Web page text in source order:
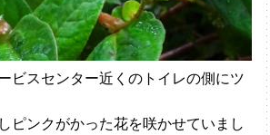
ビスセンター近くのトイレの側にツ
ピンクがかった花を咲かせていまし